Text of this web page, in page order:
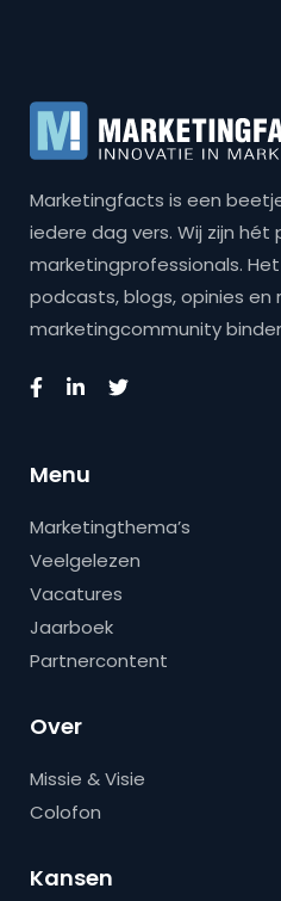
Marketingfacts is een
iedere dag vers. Wij zijn
marketingprofessionals.
podcasts, blogs, opinies en
marketingcommunity
Menu
Marketingthema’s
Veelgelezen
Vacatures
Jaarboek
Partnercontent
Over
Missie & Visie
Colofon
Kansen